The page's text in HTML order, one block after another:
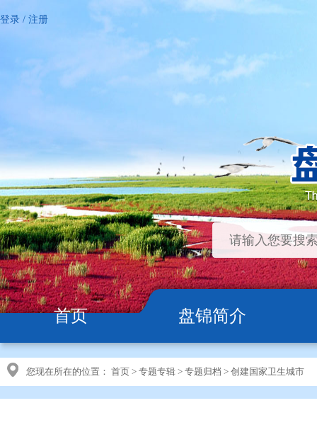
登录 / 注册
首页 盘锦简介
您现在所在的位置： 首页 > 专题专辑 > 专题归档 > 创建国家卫生城市